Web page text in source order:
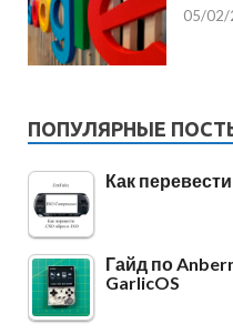
05/02/
ПОПУЛЯРНЫЕ
Как
Гайд по
GarlicOS